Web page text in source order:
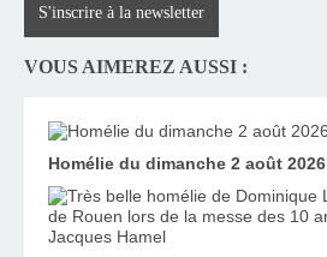
S'inscrire à la newsletter
VOUS AIMEREZ AUSSI :
Homélie du dimanche 2 août 2026